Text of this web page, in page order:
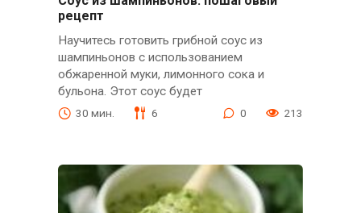
рецепт
Научитесь готовить грибной соус из
шампиньонов с использованием
обжаренной муки, лимонного сока и
бульона. Этот соус будет
30 мин. 6 0 213